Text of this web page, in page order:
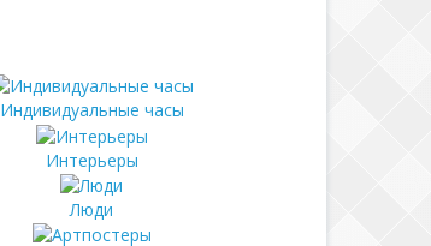
Индивидуальные часы
Интерьеры
Люди